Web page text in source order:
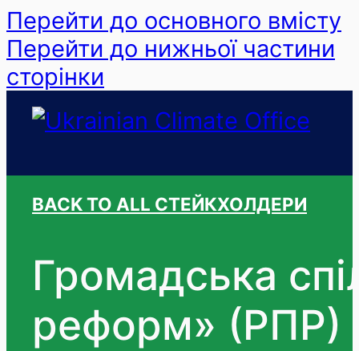
Перейти до основного вмісту
Перейти до нижньої частини
сторінки
BACK TO ALL СТЕЙКХОЛДЕРИ
Громадська
реформ» (РПР)